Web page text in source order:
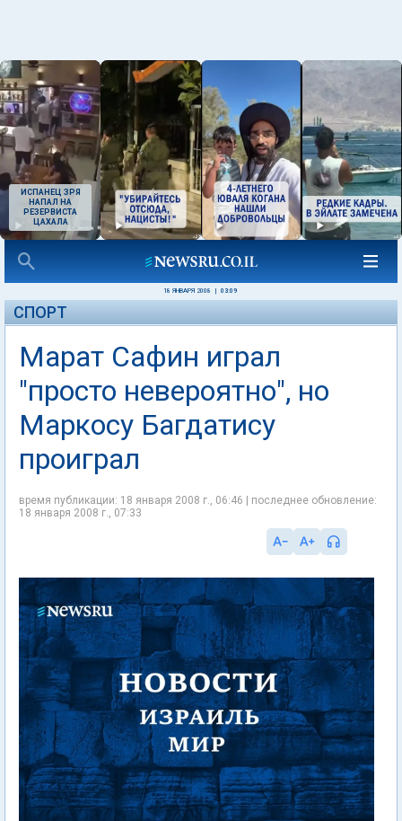
ИСПАНЕЦ ЗРЯ
НАПАЛ НА
РЕЗЕРВИСТА
ЦАХАЛА
18 ЯНВАРЯ 2008 03:09
СПОРТ
Марат Сафин играл
"просто невероятно", но
Маркосу Багдатису
проиграл
время публикации: 18 января 2008 г., 06:46 | последнее обновление:
18 января 2008 г., 07:33